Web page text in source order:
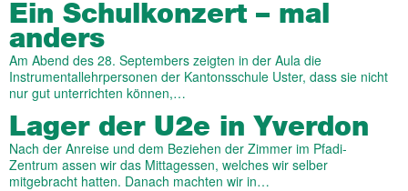
Ein Schulkonzert – mal
anders
Am Abend des 28. Septembers zeigten in der Aula die
Instrumentallehrpersonen der Kantonsschule Uster, dass sie nicht
nur gut unterrichten können,…
Lager der U2e in Yverdon
Nach der Anreise und dem Beziehen der Zimmer im Pfadi-
Zentrum assen wir das Mittagessen, welches wir selber
mitgebracht hatten. Danach machten wir in…